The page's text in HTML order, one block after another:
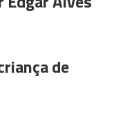
de